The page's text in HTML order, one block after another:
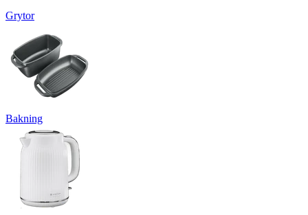
Grytor
Bakning